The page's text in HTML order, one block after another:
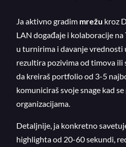
Ja aktivno gradim mrežu kroz
LAN događaje i kolaboracije
u turnirima i davanje vrednosti
rezultira pozivima od timova ili
da kreiraš portfolio od 3-5
komuniciraš svoje snage kad
organizacijama.
Detaljnije, ja konkretno
highlighta od 20-60 sekundi,